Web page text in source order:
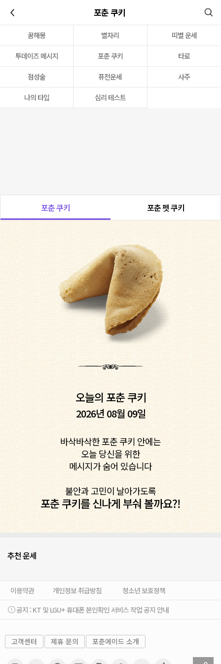
포춘 쿠키
꿈해몽 별자리 띠별 운세
투데이즈 메시지 포춘 쿠키 타로
점성술 퓨전운세 사주
나의 타입 심리 테스트
포춘 쿠키 포춘 펫 쿠키
오늘의 포춘 쿠키
2026년 08월 09일
바삭바삭한 포춘 쿠키 안에는
오늘 당신을 위한
메시지가 숨어 있습니다
불안과 고민이 날아가도록
포춘 쿠키를 신나게 부숴 볼까요?!
추천 운세
이용약관 개인정보 취급방침
청소년 보호정책
공지 : KT 및 LGU+ 휴대폰 본인확인 서비스 작업 공지 안내
고객센터 제휴 문의 포춘에이드 소개